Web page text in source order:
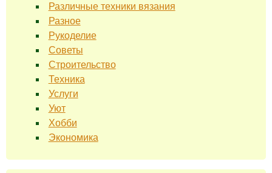
Различные техники вязания
Разное
Рукоделие
Советы
Строительство
Техника
Услуги
Уют
Хобби
Экономика